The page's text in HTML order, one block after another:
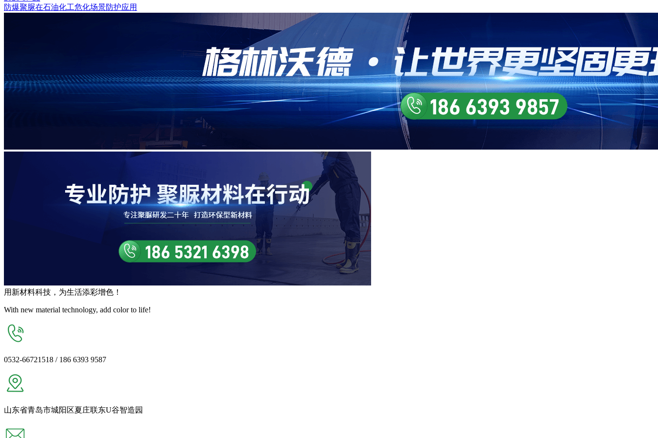
防爆聚脲在石油化工危化场景防护应用
用 新材料科技，为生活添彩增色 ！
With new material technology, add color to life!
0532-66721518 / 186 6393 9587
山东省青岛市城阳区夏庄联东U谷智造园